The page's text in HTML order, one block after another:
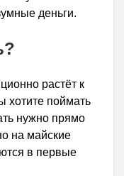
деньги.
растёт к
хотите поймать
нужно прямо
на майские
в первые